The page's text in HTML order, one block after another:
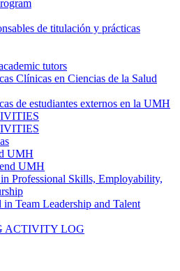
de titulación y prácticas
tutors
Clínicas en Ciencias de la Salud
de estudiantes externos en la UMH
UMH
UMH
Professional Skills, Employability,
Team Leadership and Talent
ACTIVITY LOG